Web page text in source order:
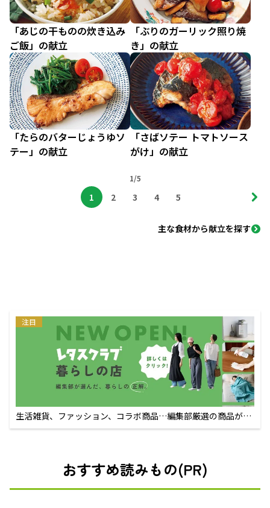
「あじの干ものの炊き込み
ご飯」の献立
「ぶりのガーリック照り焼
き」の献立
「たらのバターじょうゆソ
テー」の献立
「さばソテー トマトソース
がけ」の献立
1/5
1 2 3 4 5
主な食材から献立を探す
注目
生活雑貨、ファッション、コラボ商品…編集部厳選の商品が買
えるECサイト
おすすめ読みもの(PR)